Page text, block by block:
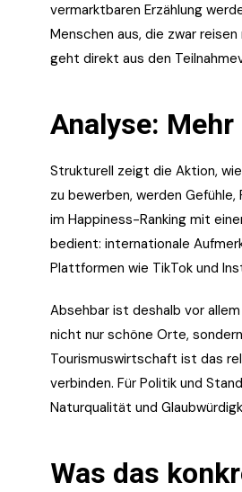
vermarktbaren Erzählung
Menschen aus, die zwar
geht direkt aus den
Analyse:
Strukturell zeigt die Aktion,
zu bewerben, werden
im Happiness-Ranking mit
bedient: internationale
Plattformen wie TikTok und
Absehbar ist deshalb vor
nicht nur schöne Orte,
Tourismuswirtschaft ist das
verbinden. Für Politik und
Naturqualität und
Was das